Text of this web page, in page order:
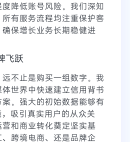
降低账号风险。我们深知
有服务流程均注重保护客
保增长业务长期稳健进
飞跃
远不止是购买一组数字。我
世界中快速建立信用背书
。强大的初始数据能够有
吸引真实用户的从众关
和商业转化奠定坚实基
跨境电商、还是品牌企